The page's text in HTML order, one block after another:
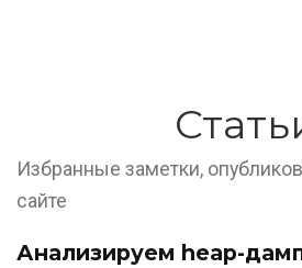
Избранные заметки,
сайте
Анализируем heap-